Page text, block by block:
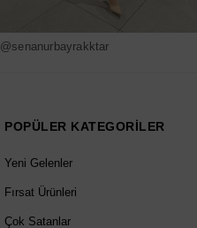
@senanurbayrakktar
POPÜLER KATEGORİLER
Yeni Gelenler
Fırsat Ürünleri
Çok Satanlar